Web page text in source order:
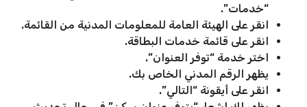
“خدمات”.
انقر على الهيئة العامة للمعلومات المدنية من القائمة.
انقر على قائمة خدمات البطاقة.
اختر خدمة “توفر العنوان”.
يظهر الرقم المدني الخاص بك.
انقر على أيقونة “التالي”.